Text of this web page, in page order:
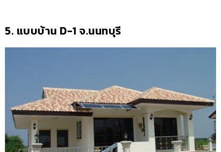
5. แบบบ้าน D-1 จ.นนทบุรี